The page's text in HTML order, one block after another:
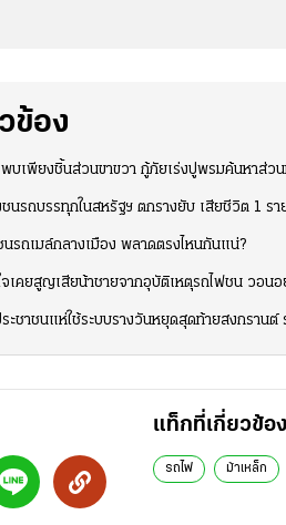
ข้อง
บเพียงชิ้นส่วนขาขวา กู้ภัยเร่งปูพรมค้นหาส่วน
นรถบรรทุกในสหรัฐฯ ตกรางยับ เสียชีวิต 1 รา
รถเมล์กลางเมือง พลาดตรงไหนกันแน่?
จเคยสูญเสียน้าชายจากอุบัติเหตุรถไฟชน วอน
ะชาชนแห่ใช้ระบบรางวันหยุดสุดท้ายสงกรานต์
แท็กที่เกี่ยวข้อง
รถไฟ ม้าเหล็ก